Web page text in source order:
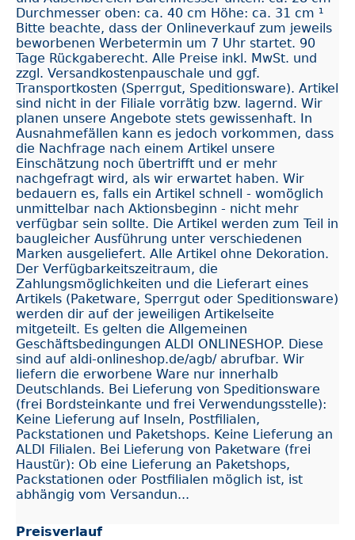
Durchmesser oben: ca. 40 cm Höhe: ca. 31 cm ¹
Bitte beachte, dass der Onlineverkauf zum jeweils
beworbenen Werbetermin um 7 Uhr startet. 90
Tage Rückgaberecht. Alle Preise inkl. MwSt. und
zzgl. Versandkostenpauschale und ggf.
Transportkosten (Sperrgut, Speditionsware). Artikel
sind nicht in der Filiale vorrätig bzw. lagernd. Wir
planen unsere Angebote stets gewissenhaft. In
Ausnahmefällen kann es jedoch vorkommen, dass
die Nachfrage nach einem Artikel unsere
Einschätzung noch übertrifft und er mehr
nachgefragt wird, als wir erwartet haben. Wir
bedauern es, falls ein Artikel schnell - womöglich
unmittelbar nach Aktionsbeginn - nicht mehr
verfügbar sein sollte. Die Artikel werden zum Teil in
baugleicher Ausführung unter verschiedenen
Marken ausgeliefert. Alle Artikel ohne Dekoration.
Der Verfügbarkeitszeitraum, die
Zahlungsmöglichkeiten und die Lieferart eines
Artikels (Paketware, Sperrgut oder Speditionsware)
werden dir auf der jeweiligen Artikelseite
mitgeteilt. Es gelten die Allgemeinen
Geschäftsbedingungen ALDI ONLINESHOP. Diese
sind auf aldi-onlineshop.de/agb/ abrufbar. Wir
liefern die erworbene Ware nur innerhalb
Deutschlands. Bei Lieferung von Speditionsware
(frei Bordsteinkante und frei Verwendungsstelle):
Keine Lieferung auf Inseln, Postfilialen,
Packstationen und Paketshops. Keine Lieferung an
ALDI Filialen. Bei Lieferung von Paketware (frei
Haustür): Ob eine Lieferung an Paketshops,
Packstationen oder Postfilialen möglich ist, ist
abhängig vom Versandun...
Preisverlauf